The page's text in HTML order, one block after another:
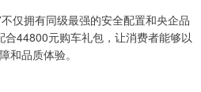
仅拥有同级最强的安全配置和央企品
44800元购车礼包，让消费者能够以
和品质体验。